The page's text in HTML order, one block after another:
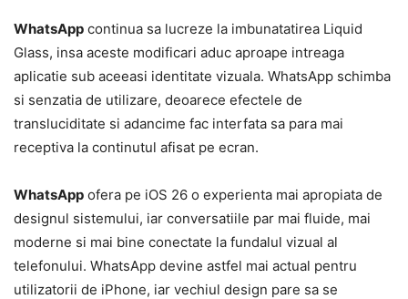
WhatsApp continua sa lucreze la imbunatatirea Liquid
Glass, insa aceste modificari aduc aproape intreaga
aplicatie sub aceeasi identitate vizuala. WhatsApp schimba
si senzatia de utilizare, deoarece efectele de
transluciditate si adancime fac interfata sa para mai
receptiva la continutul afisat pe ecran.
WhatsApp ofera pe iOS 26 o experienta mai apropiata de
designul sistemului, iar conversatiile par mai fluide, mai
moderne si mai bine conectate la fundalul vizual al
telefonului. WhatsApp devine astfel mai actual pentru
utilizatorii de iPhone, iar vechiul design pare sa se